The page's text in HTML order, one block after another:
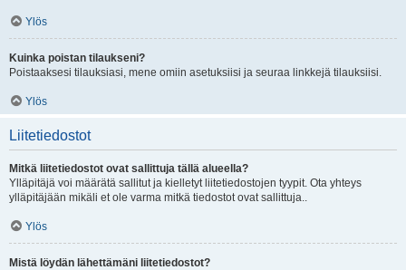
Ylös
Kuinka poistan tilaukseni?
Poistaaksesi tilauksiasi, mene omiin asetuksiisi ja seuraa linkkejä tilauksiisi.
Ylös
Liitetiedostot
Mitkä liitetiedostot ovat sallittuja tällä alueella?
Ylläpitäjä voi määrätä sallitut ja kielletyt liitetiedostojen tyypit. Ota yhteys
ylläpitäjään mikäli et ole varma mitkä tiedostot ovat sallittuja..
Ylös
Mistä löydän lähettämäni liitetiedostot?